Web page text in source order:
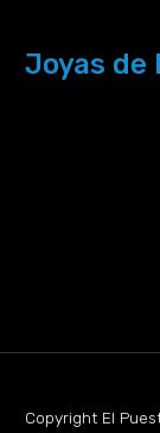
Joyas de
Copyright El